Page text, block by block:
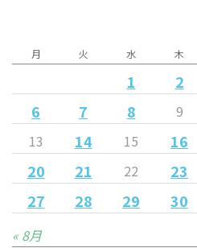
月 火 水 木
1 2
6 7 8 9
13 14 15 16
20
21 22 23
27
28 29 30
« 8月